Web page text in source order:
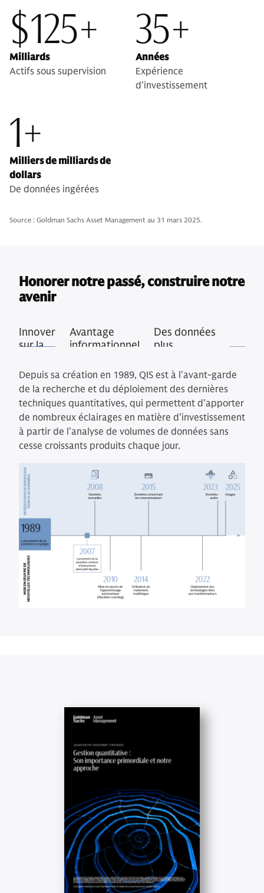
$125+
Milliards
Actifs sous supervision
35+
Années
Expérience
d’investissement
1+
Milliers de milliards de
dollars
De données ingérées
Source : Goldman Sachs Asset Management au 31 mars 2025.
Honorer notre passé, construire notre
avenir
Innover
sur la
Avantage
informationnel
Des données
plus
des signaux
plus fiables
Depuis sa création en 1989, QIS est à l’avant-garde
de la recherche et du déploiement des dernières
techniques quantitatives, qui permettent d’apporter
de nombreux éclairages en matière d’investissement
à partir de l’analyse de volumes de données sans
cesse croissants produits chaque jour.